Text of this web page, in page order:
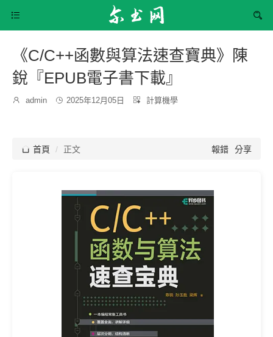


《C/C++函數與算法速查寶典》陳
銳『EPUB電子書下載』

博
admin  發
2025年12月05日 
分
計算機學
 首頁 正文 報錯 分享